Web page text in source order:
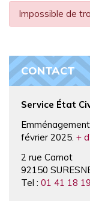
Impossible de
CONTACT
Service État
février 2025. +
2 rue Carnot
92150
Tel : 01 41 18